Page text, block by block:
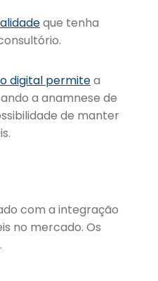
que tenha
digital permitea
a anamnese de
de manter
com a integração
no mercado. Os